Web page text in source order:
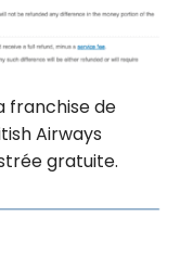
franchise de
Airways
gratuite.